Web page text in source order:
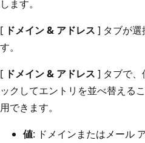
します。
[ ドメイン & アドレス ] タブが選
す。
[ ドメイン & アドレス ] タブで、
ックしてエントリを並べ替える
用できます。
値: ドメインまたはメール